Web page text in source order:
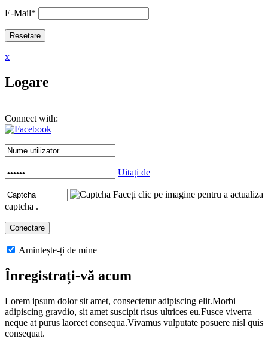
E-Mail*
x
Logare
Connect with:
Uitați de
Faceți clic pe imagine pentru a actualiza
captcha .
Amintește-ți de mine
Înregistrați-vă acum
Lorem ipsum dolor sit amet, consectetur adipiscing elit.Morbi
adipiscing gravdio, sit amet suscipit risus ultrices eu.Fusce viverra
neque at purus laoreet consequa.Vivamus vulputate posuere nisl quis
consequat.